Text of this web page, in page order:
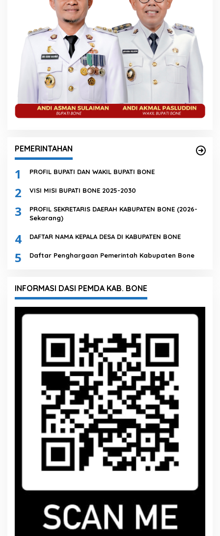
PEMERINTAHAN
1 PROFIL BUPATI DAN WAKIL BUPATI BONE
2 VISI MISI BUPATI BONE 2025-2030
3
PROFIL SEKRETARIS DAERAH KABUPATEN BONE (2026-
Sekarang)
4 DAFTAR NAMA KEPALA DESA DI KABUPATEN BONE
5 Daftar Penghargaan Pemerintah Kabupaten Bone
INFORMASI DASI PEMDA KAB. BONE